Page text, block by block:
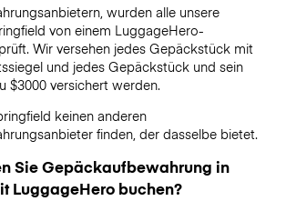
wurden alle unsere
von einem LuggageHero-
Wir versehen jedes Gepäckstück mit
und jedes Gepäckstück und sein
$3000versichert werden.
keinen anderen
finden, der dasselbe bietet.
Sie Gepäckaufbewahrung in
LuggageHero buchen?